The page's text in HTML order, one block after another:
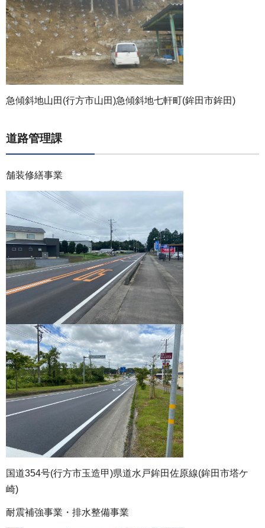
急傾斜地山田(行方市山田)急傾斜地七軒町(鉾田市鉾田)
道路管理課
舗装修繕事業
国道354号(行方市玉造甲)県道水戸鉾田佐原線(鉾田市塔ケ
崎)
耐震補強事業・排水整備事業